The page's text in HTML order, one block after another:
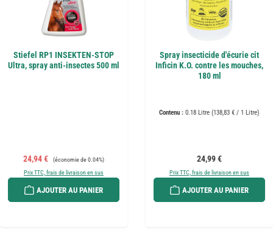
Stiefel RP1 INSEKTEN-STOP
Ultra, spray anti-insectes 500 ml
Prix de vente :
24,94 € Prix régulier :
(économie de 0.04%)
Prix TTC, frais de livraison en sus
AJOUTER AU PANIER
Spray insecticide d'écurie cit
Inficin K.O. contre les mouches,
180 ml
Contenu : 0.18 Litre (138,83 € / 1 Litre)
Prix régulier :
24,99 €
Prix TTC, frais de livraison en sus
AJOUTER AU PANIER